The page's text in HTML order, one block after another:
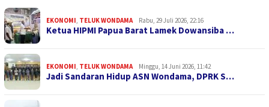
EKONOMI, TELUK WONDAMA Rabu, 29 Juli 2026, 22:16
Ketua HIPMI Papua Barat Lamek Dowansiba …
EKONOMI, TELUK WONDAMA Minggu, 14 Juni 2026, 11:42
Jadi Sandaran Hidup ASN Wondama, DPRK S…